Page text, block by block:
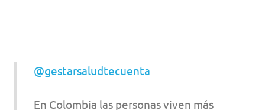
@gestarsaludtecuenta
En Colombia las personas viven más